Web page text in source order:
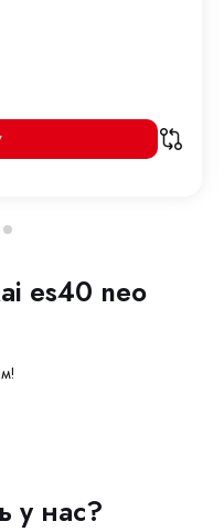
es40 neo
у нас?